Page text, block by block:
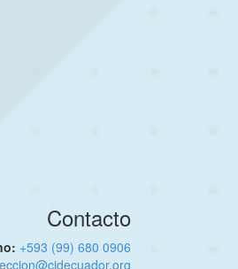
Contacto
+593 (99) 680 0906